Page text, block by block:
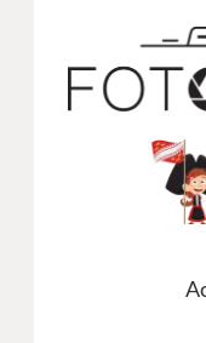
La